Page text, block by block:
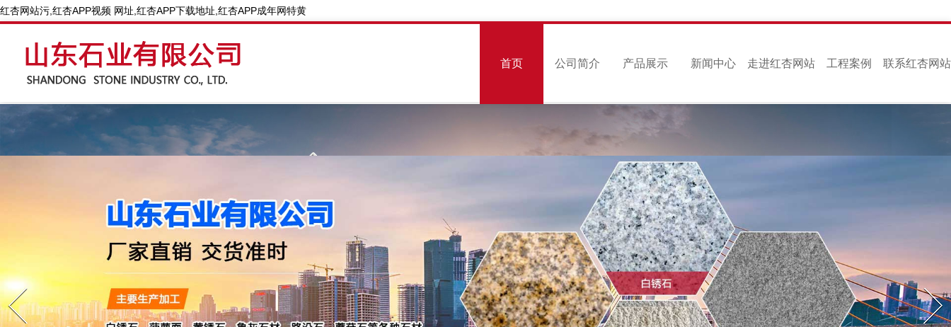
红杏网站污,红杏APP视频 网址,红杏APP下载地址,红杏APP成年网特黄
首页 公司简介 产品展示 新闻中心 走进红杏网站 工程案例 联系红杏网站
Prev Next